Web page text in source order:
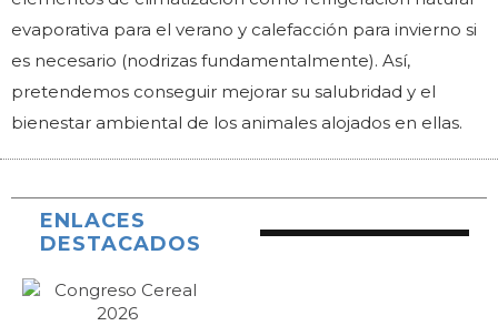
evaporativa para el verano y calefacción para invierno si
es necesario (nodrizas fundamentalmente). Así,
pretendemos conseguir mejorar su salubridad y el
bienestar ambiental de los animales alojados en ellas.
ENLACES
DESTACADOS